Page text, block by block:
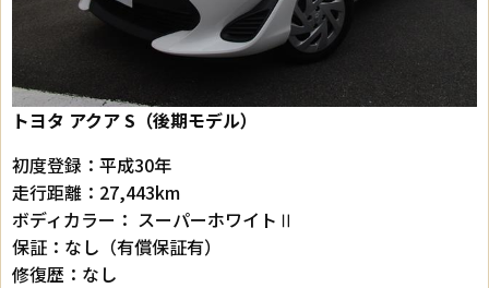
トヨタ アクア S（後期モデル）
初度登録：平成30年
走行距離：27,443km
ボディカラー： スーパーホワイトⅡ
保証：なし（有償保証有）
修復歴：なし